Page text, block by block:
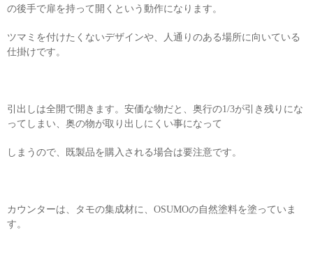
の後手で扉を持って開くという動作になります。
ツマミを付けたくないデザインや、人通りのある場所に向いている
仕掛けです。
引出しは全開で開きます。安価な物だと、奥行の1/3が引き残りにな
ってしまい、奥の物が取り出しにくい事になって
しまうので、既製品を購入される場合は要注意です。
カウンターは、タモの集成材に、OSUMOの自然塗料を塗っていま
す。